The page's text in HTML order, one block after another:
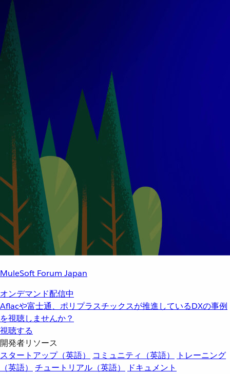
MuleSoft Forum Japan
オンデマンド配信中
Aflacや富士通、ポリプラスチックスが推進しているDXの事例
を視聴しませんか？
視聴する
開発者リソース
スタートアップ（英語）
コミュニティ（英語）
トレーニング
（英語）
チュートリアル（英語）
ドキュメント